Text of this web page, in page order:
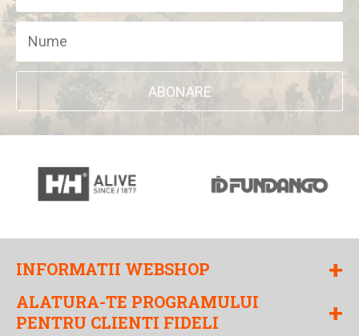
ABONARE
INFORMATII WEBSHOP +
ALATURA-TE PROGRAMULUI
PENTRU CLIENTI FIDELI
+